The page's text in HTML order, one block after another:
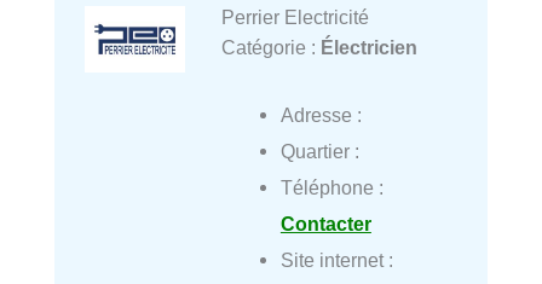
Perrier Electricité
Catégorie : Électricien
Adresse :
Quartier :
Téléphone :
Contacter
Site internet :